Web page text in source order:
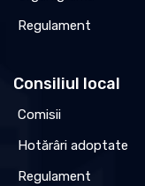
Regulament
Consiliul local
Comisii
Hotărâri adoptate
Regulament